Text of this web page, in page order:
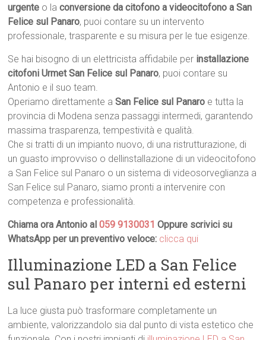
urgente o laconversione da citofono a videocitofono a San
Felice sul Panaro, puoi contare su un intervento
professionale, trasparente e su misura per le tue esigenze.
Se hai bisogno di un elettricista affidabile per installazione
citofoni Urmet San Felice sul Panaro, puoi contare su
Antonio e il suo team.
Operiamo direttamente aSan Felice sul Panaro e tutta la
provincia di Modena senza passaggi intermedi, garantendo
massima trasparenza, tempestività e qualità.
Che si tratti di un impianto nuovo, di una ristrutturazione, di
un guasto improvviso o dellinstallazione di un videocitofono
a San Felice sul Panaro o un sistema di videosorveglianza a
San Felice sul Panaro, siamo pronti a intervenire con
competenza e professionalità.
Chiama ora Antonio al059 9130031 Oppure scrivici su
WhatsApp per un preventivo veloce: clicca qui
Illuminazione LED a San Felice
sul Panaro per interni ed esterni
La luce giusta può trasformare completamente un
ambiente, valorizzandolo sia dal punto di vista estetico che